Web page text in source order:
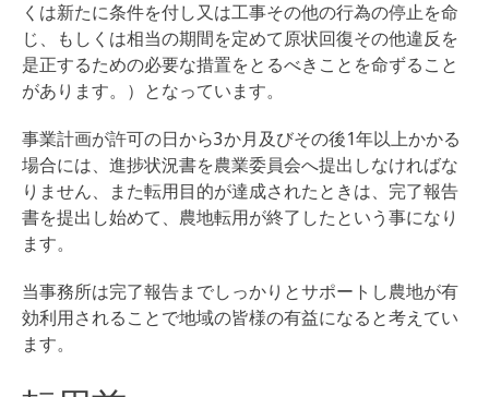
くは新たに条件を付し又は工事その他の行為の停止を命
じ、もしくは相当の期間を定めて原状回復その他違反を
是正するための必要な措置をとるべきことを命ずること
があります。）となっています。
事業計画が許可の日から3か月及びその後1年以上かかる
場合には、進捗状況書を農業委員会へ提出しなければな
りません、また転用目的が達成されたときは、完了報告
書を提出し始めて、農地転用が終了したという事になり
ます。
当事務所は完了報告までしっかりとサポートし農地が有
効利用されることで地域の皆様の有益になると考えてい
ます。